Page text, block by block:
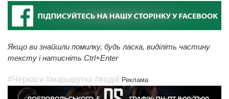
Якщо ви знайшли помилку, будь ласка, виділіть частину
тексту і натисніть Ctrl+Enter
#Черкаси #маршрутка #водій Реклама